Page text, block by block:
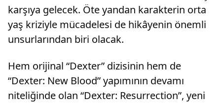
karşıya gelecek. Öte yandan karakterin orta
yaş kriziyle mücadelesi de hikâyenin önemli
unsurlarından biri olacak.
Hem orijinal “Dexter” dizisinin hem de
“Dexter: New Blood” yapımının devamı
niteliğinde olan “Dexter: Resurrection”, yeni